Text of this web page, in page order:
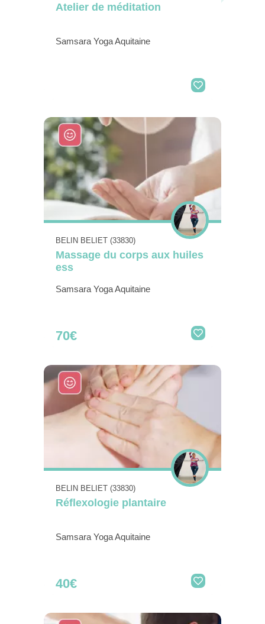
Atelier de méditation
Samsara Yoga Aquitaine
BELIN BELIET (33830)
Massage du corps aux huiles
ess
Samsara Yoga Aquitaine
70€
BELIN BELIET (33830)
Réflexologie plantaire
Samsara Yoga Aquitaine
40€